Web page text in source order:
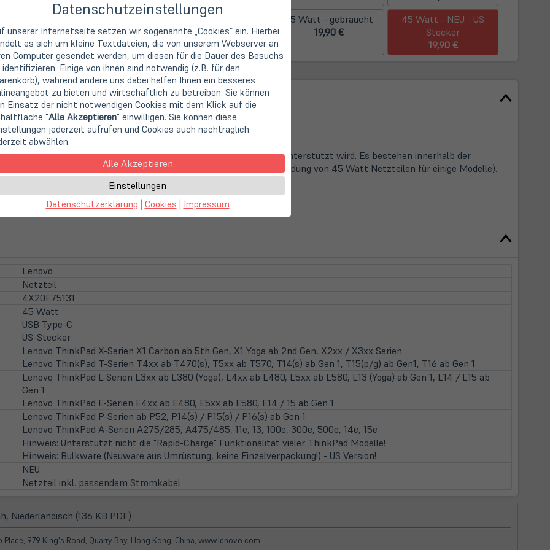
65 Watt - gebraucht
24,90 €
45 Watt - gebraucht
19,90 €
45 Watt - NEU - US
Stecker
19,90 €
in welcher Form das Lenovo USB-C Netzteil von Ihrem Gerät unterstützt wird. Es bestehen innerhalb der
(z.B. fehlende Unterstützung der RapidCharge Funktion bei Verwendung von 45 Watt Netzteilen für einige Modelle).
Team.
je nach aktueller Verfügbarkeit
Lenovo
Netzteil
4X20E75131
45 Watt
USB Type-C
US-Stecker
Lenovo ThinkPad X-Serien X1 Carbon ab 5th Gen, X1 Yoga ab 2nd Gen, X2xx / X3xx Serien
Lenovo ThinkPad T-Serien T4xx ab T470(s), T5xx ab T570, T14(s) ab Gen 1, T15(p/g) ab Gen1, T16 ab Gen 1
Lenovo ThinkPad L-Serien L3xx ab L380 (Yoga), L4xx ab L480, L5xx ab L580, L13 (Yoga) ab Gen 1, L14 / L15 ab
Gen 1
Lenovo ThinkPad E-Serien E4xx ab E480, E5xx ab E580, E14 / 15 ab Gen 1
Lenovo ThinkPad P-Serien ab P52, P14(s) / P15(s) / P16(s) ab Gen 1
Lenovo ThinkPad A-Serien A275/285, A475/485, 11e, 13, 100e, 300e, 500e, 14e, 15e
Hinweis: Unterstützt nicht die "Rapid-Charge" Funktionalität vieler ThinkPad Modelle!
Hinweis: Bulkware (Neuware aus Umrüstung, keine Einzelverpackung!) - US Version!
NEU
Netzteil inkl. passendem Stromkabel
Niederländisch (136 KB PDF)
in
neuem
979 King's Road, Quarry Bay, Hong Kong, China, www.lenovo.com
Datenschutzeinstellungen
unserer Internetseite setzen wir sogenannte „Cookies“ ein. Hierbei
es sich um kleine Textdateien, die von unserem Webserver an
Computer gesendet werden, um diesen für die Dauer des Besuchs
identifizieren. Einige von ihnen sind notwendig (z.B. für den
während andere uns dabei helfen Ihnen ein besseres
zu bieten und wirtschaftlich zu betreiben. Sie können
Einsatz der nicht notwendigen Cookies mit dem Klick auf die
"Alle Akzeptieren" einwilligen. Sie können diese
jederzeit aufrufen und Cookies auch nachträglich
abwählen.
Alle Akzeptieren
Einstellungen
Datenschutzerklärung | Cookies | Impressum